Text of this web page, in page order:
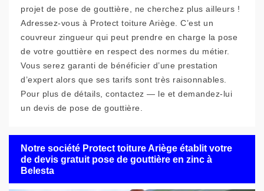
projet de pose de gouttière, ne cherchez plus ailleurs !
Adressez-vous à Protect toiture Ariège. C’est un
couvreur zingueur qui peut prendre en charge la pose
de votre gouttière en respect des normes du métier.
Vous serez garanti de bénéficier d’une prestation
d’expert alors que ses tarifs sont très raisonnables.
Pour plus de détails, contactez — le et demandez-lui
un devis de pose de gouttière.
Notre société Protect toiture Ariège établit votre
de devis gratuit pose de gouttière en zinc à
Belesta